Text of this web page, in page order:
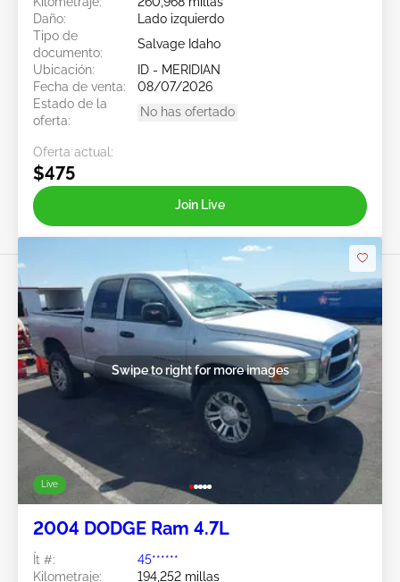
Daño:
Lado izquierdo
Tipo de
documento:
Salvage Idaho
Ubicación:
ID - MERIDIAN
Fecha de venta:
08/07/2026
Estado de la
oferta:
No has ofertado
Oferta actual:
$475
Join Live
Live
Swipe to right for more images
2004 DODGE Ram 4.7L
Ít #:
45******
Kilometraje:
194,252 millas